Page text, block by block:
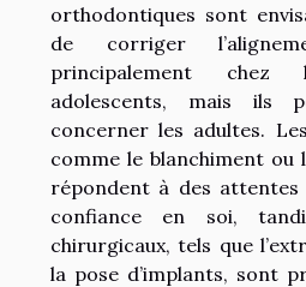
orthodontiques sont
de corriger
principalement
adolescents, mais ils
concerner les adultes.
comme le blanchiment ou
répondent à des
confiance en soi,
chirurgicaux, tels que
la pose d’implants, sont